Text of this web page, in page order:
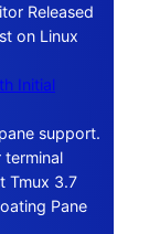
Released
on Linux
Initial
support.
Tmux 3.7
Pane